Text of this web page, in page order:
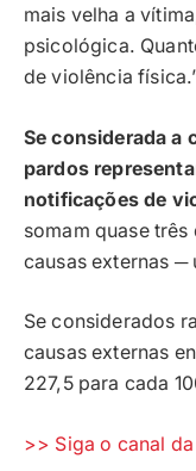
mais velha a
psicológica.
de violência
Se considerada a
pardos
notificações de
somam quase
causas externas ─
Se considerados
causas externas
227,5 para cada
>> Siga o canal